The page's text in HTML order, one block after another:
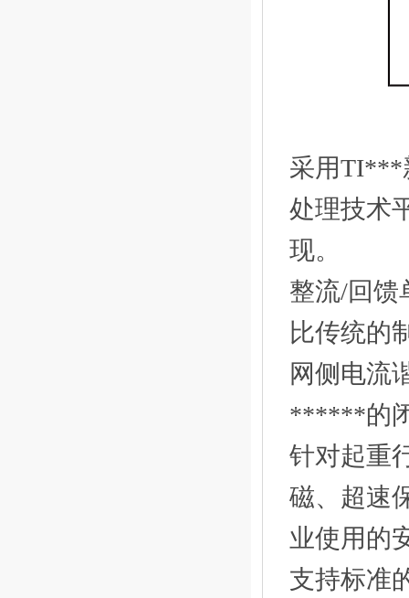
采用TI***
处理技术
现。
整流/回馈
比传统的
网侧电流
******的
针对起重
磁、超速
业使用的
支持标准